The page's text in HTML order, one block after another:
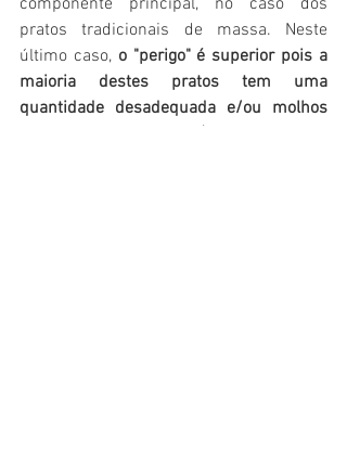
componente principal, no caso dos
pratos tradicionais de massa. Neste
último caso, o "perigo" é superior pois a
maioria destes pratos tem uma
quantidade desadequada e/ou molhos